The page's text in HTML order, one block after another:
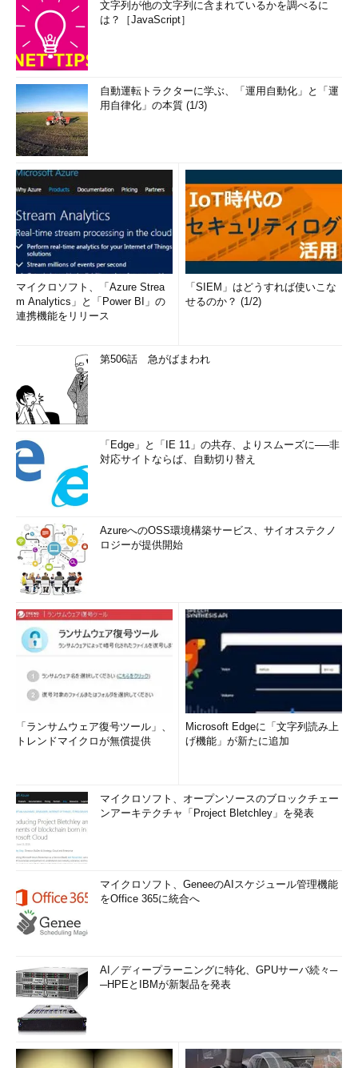
文字列が他の文字列に含まれているかを調べるに
は？［JavaScript］
自動運転トラクターに学ぶ、「運用自動化」と「運
用自律化」の本質 (1/3)
マイクロソフト、「Azure Strea
m Analytics」と「Power BI」の
連携機能をリリース
「SIEM」はどうすれば使いこな
せるのか？ (1/2)
第506話 急がばまわれ
「Edge」と「IE 11」の共存、よりスムーズに──非
対応サイトならば、自動切り替え
AzureへのOSS環境構築サービス、サイオステクノ
ロジーが提供開始
「ランサムウェア復号ツール」、
トレンドマイクロが無償提供
Microsoft Edgeに「文字列読み上
げ機能」が新たに追加
マイクロソフト、オープンソースのブロックチェー
ンアーキテクチャ「Project Bletchley」を発表
マイクロソフト、GeneeのAIスケジュール管理機能
をOffice 365に統合へ
AI／ディープラーニングに特化、GPUサーバ続々─
─HPEとIBMが新製品を発表